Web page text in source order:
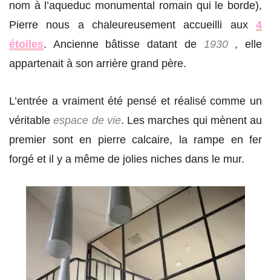
nom à l’aqueduc monumental romain qui le borde),
Pierre nous a chaleureusement accueilli aux 4
étoiles. Ancienne bâtisse datant de 1930, elle
appartenait à son arrière grand père.
L’entrée a vraiment été pensé et réalisé comme un
véritableespace de vie. Les marches qui mènent au
premier sont en pierre calcaire, la rampe en fer
forgé et il y a même de jolies niches dans le mur.